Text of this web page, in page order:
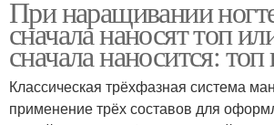
При наращивании
сначала наносят топ
сначала наносится: топ
Классическая трёхфазная система
применение трёх составов для